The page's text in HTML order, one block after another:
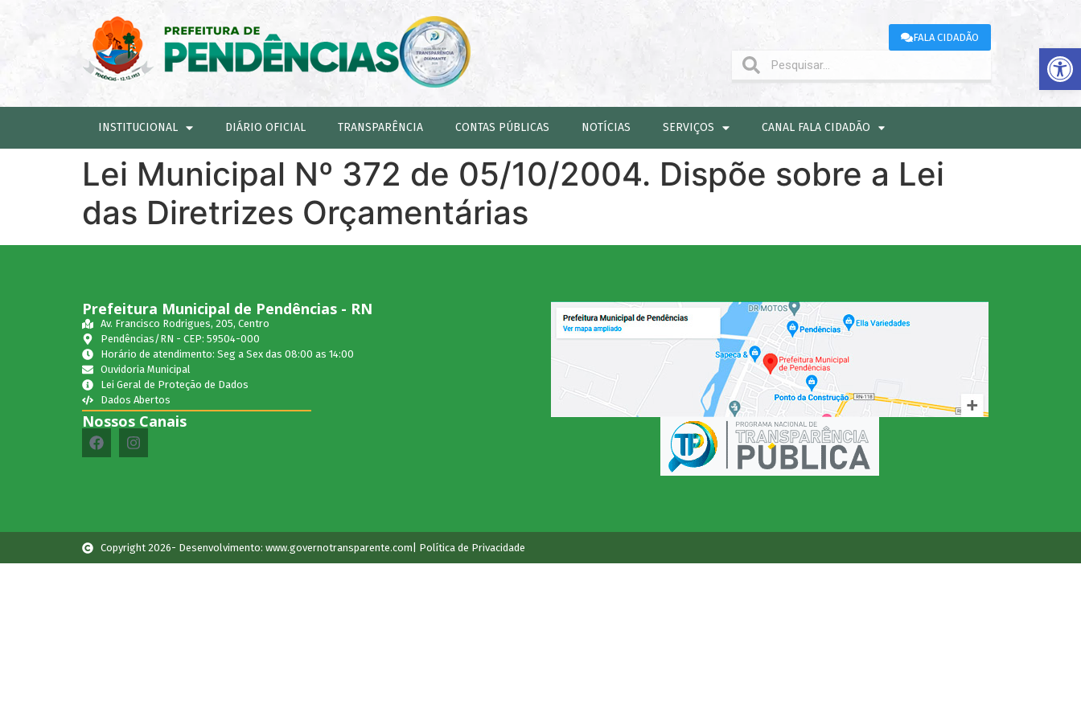
Abrir
FALA CIDADÃO
INSTITUCIONAL DIÁRIO OFICIAL TRANSPARÊNCIA CONTAS PÚBLICAS NOTÍCIAS SERVIÇOS CANAL FALA CIDADÃO
Lei Municipal Nº 372 de 05/10/2004. Dispõe sobre a Lei
das Diretrizes Orçamentárias
Prefeitura Municipal de Pendências - RN
Av. Francisco Rodrigues, 205, Centro
Pendências/RN - CEP: 59504-000
Horário de atendimento: Seg a Sex das 08:00 as 14:00
Ouvidoria Municipal
Lei Geral de Proteção de Dados
Dados Abertos
Nossos Canais
Copyright 2026- Desenvolvimento: www.governotransparente.com | Política de Privacidade